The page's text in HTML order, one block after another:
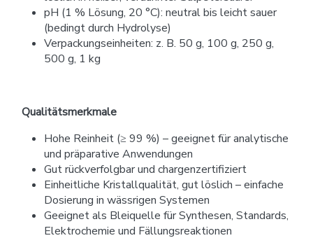
pH (1 % Lösung, 20 °C): neutral bis leicht sauer
(bedingt durch Hydrolyse)
Verpackungseinheiten: z. B. 50 g, 100 g, 250 g,
500 g, 1 kg
Qualitätsmerkmale
Hohe Reinheit (≥ 99 %) – geeignet für analytische
und präparative Anwendungen
Gut rückverfolgbar und chargenzertifiziert
Einheitliche Kristallqualität, gut löslich – einfache
Dosierung in wässrigen Systemen
Geeignet als Bleiquelle für Synthesen, Standards,
Elektrochemie und Fällungsreaktionen